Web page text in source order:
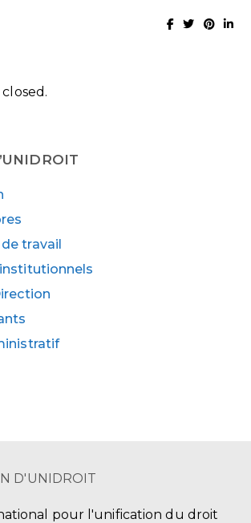
travail
D'UNIDROIT
pour l'unification du droit